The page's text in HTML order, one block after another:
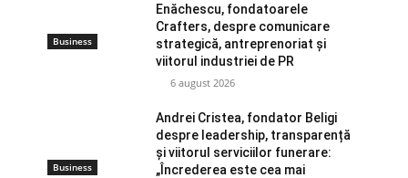
Business
Enăchescu, fondatoarele
Crafters, despre comunicare
strategică, antreprenoriat și
viitorul industriei de PR
6 august 2026
Business
Andrei Cristea, fondator Beligi
despre leadership, transparență
și viitorul serviciilor funerare:
„Încrederea este cea mai